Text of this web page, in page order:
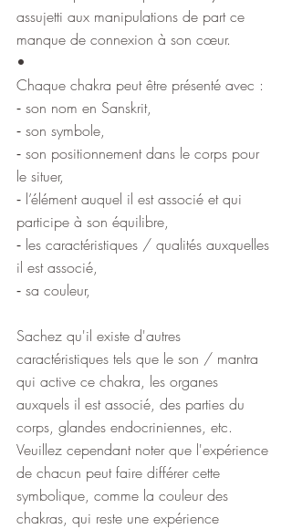
assujetti aux manipulations de part ce
manque de connexion à son cœur.
•
Chaque chakra peut être présenté avec :
⁃ son nom en Sanskrit,
⁃ son symbole,
⁃ son positionnement dans le corps pour
le situer,
⁃ l’élément auquel il est associé et qui
participe à son équilibre,
⁃ les caractéristiques / qualités auxquelles
il est associé,
⁃ sa couleur,
Sachez qu'il existe d'autres
caractéristiques tels que le son / mantra
qui active ce chakra, les organes
auxquels il est associé, des parties du
corps, glandes endocriniennes, etc.
Veuillez cependant noter que l'expérience
de chacun peut faire différer cette
symbolique, comme la couleur des
chakras, qui reste une expérience